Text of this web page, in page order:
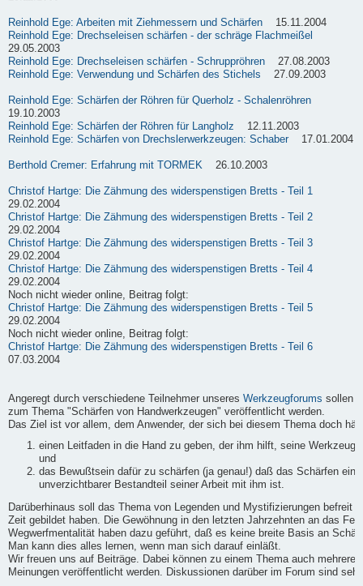
Reinhold Ege: Arbeiten mit Ziehmessern und Schärfen 15.11.2004
Reinhold Ege: Drechseleisen schärfen - der schräge Flachmeißel
29.05.2003
Reinhold Ege: Drechseleisen schärfen - Schruppröhren 27.08.2003
Reinhold Ege: Verwendung und Schärfen des Stichels 27.09.2003
Reinhold Ege: Schärfen der Röhren für Querholz - Schalenröhren
19.10.2003
Reinhold Ege: Schärfen der Röhren für Langholz 12.11.2003
Reinhold Ege: Schärfen von Drechslerwerkzeugen: Schaber 17.01.2004
Berthold Cremer: Erfahrung mit TORMEK 26.10.2003
Christof Hartge: Die Zähmung des widerspenstigen Bretts - Teil 1
29.02.2004
Christof Hartge: Die Zähmung des widerspenstigen Bretts - Teil 2
29.02.2004
Christof Hartge: Die Zähmung des widerspenstigen Bretts - Teil 3
29.02.2004
Christof Hartge: Die Zähmung des widerspenstigen Bretts - Teil 4
29.02.2004
Noch nicht wieder online, Beitrag folgt:
Christof Hartge: Die Zähmung des widerspenstigen Bretts - Teil 5
29.02.2004
Noch nicht wieder online, Beitrag folgt:
Christof Hartge: Die Zähmung des widerspenstigen Bretts - Teil 6
07.03.2004
Angeregt durch verschiedene Teilnehmer unseres Werkzeugforums sollen
zum Thema "Schärfen von Handwerkzeugen" veröffentlicht werden.
Das Ziel ist vor allem, dem Anwender, der sich bei diesem Thema doch
einen Leitfaden in die Hand zu geben, der ihm hilft, seine
und
das Bewußtsein dafür zu schärfen (ja genau!) daß das Schärfen
unverzichtbarer Bestandteil seiner Arbeit mit ihm ist.
Darüberhinaus soll das Thema von Legenden und Mystifizierungen befreit
Zeit gebildet haben. Die Gewöhnung in den letzten Jahrzehnten an das
Wegwerfmentalität haben dazu geführt, daß es keine breite Basis an
Man kann dies alles lernen, wenn man sich darauf einläßt.
Wir freuen uns auf Beiträge. Dabei können zu einem Thema auch mehrere
Meinungen veröffentlicht werden. Diskussionen darüber im Forum sind